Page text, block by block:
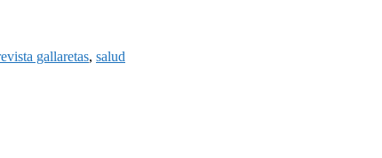
gallaretas, salud